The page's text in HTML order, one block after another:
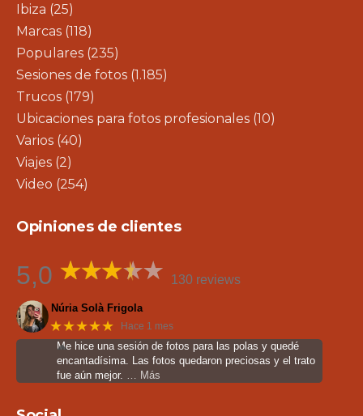
Ibiza (25)
Marcas (118)
Populares (235)
Sesiones de fotos (1.185)
Trucos (179)
Ubicaciones para fotos profesionales (10)
Varios (40)
Viajes (2)
Video (254)
Opiniones de clientes
5,0 130 reviews
Núria Solà Frigola
★★★★★ Hace 1 mes
Me hice una sesión de fotos para las polas y quedé
encantadísima. Las fotos quedaron preciosas y el trato
fue aún mejor.
… Más